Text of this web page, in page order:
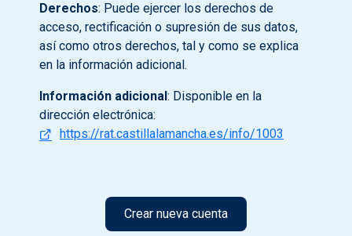
Derechos: Puede ejercer los derechos de
acceso, rectificación o supresión de sus datos,
así como otros derechos, tal y como se explica
en la información adicional.
Información adicional : Disponible en la
dirección electrónica:
https://rat.castillalamancha.es/info/1003